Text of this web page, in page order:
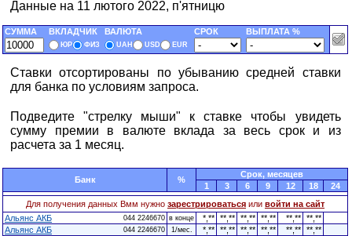
Данные на 11 лютого 2022, п'ятницю
СУММА ВКЛАДЧИК ВАЛЮТА СРОК ВЫПЛАТА %
ЮР ФИЗ UAH USD EUR
Ставки отсортированы по убыванию средней ставки
для банка по условиям запроса.
Подведите "стрелку мыши" к ставке чтобы увидеть
сумму премии в валюте вклада за весь срок и из
расчета за 1 месяц.
Банк %
Cрок, месяцев
1
3 6 9 12 18
24
Для получения данных Вмм нужно зарестрироваться или войти на сайт
Альянс АКБ
044 2246670 в конце *,** **,** **,** **,** **,** **,**
Альянс АКБ
044 2246670 1/мес. *,** **,** **,** **,** **,** **,**